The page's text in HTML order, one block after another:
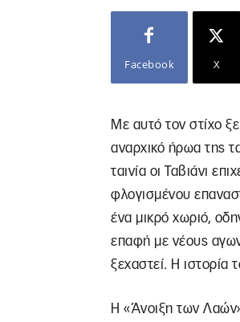
Facebook X
Με αυτό τον στίχο
αναρχικό ήρωα της
ταινία οι Ταβιάνι
φλογισμένου
ένα μικρό χωριό,
επαφή με νέους
ξεχαστεί. Η ιστορία
Η «Άνοιξη των